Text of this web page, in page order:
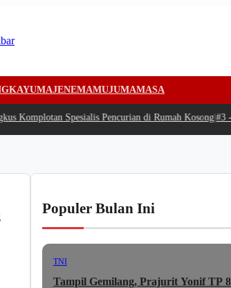
MAJENEMAMUJUMAMASA
Spesialis Pencurian di Rumah Kosong|#3 -
Populer Bulan Ini
TNI
Tampil Gemilang, Prajurit Yonif TP